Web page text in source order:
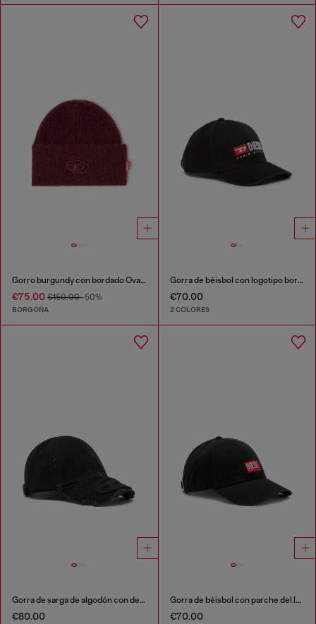
Gorro burgundy con bordado Oval D
€75.00 €150.00-50%
BORGOÑA
Gorra de béisbol con logotipo bordado
€70.00
2 COLORES
Gorra de sarga de algodón con detalles desgastados
€80.00
Gorra de béisbol con parche del logotipo
€70.00